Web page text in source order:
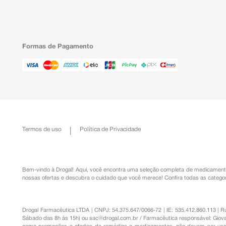
Formas de Pagamento
Termos de uso Política de Privacidade
Bem-vindo à Drogal! Aqui, você encontra uma seleção completa de
nossas ofertas e descubra o cuidado que você merece! Confira todas as
Drogal Farmacêutica LTDA | CNPJ: 54.375.647/0066-72 | IE: 535.412.860.113
Sábado das 8h às 15h) ousac@drogal.com.br / Farmacêutica responsável: